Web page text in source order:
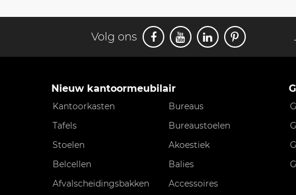
Volg ons
Nieuw kantoormeubilair
Kantoorkasten
Bureaus
Tafels
Bureaustoelen
Stoelen
Akoestiek
Belcellen
Balies
Afvalscheidingsbakken
Accessoires